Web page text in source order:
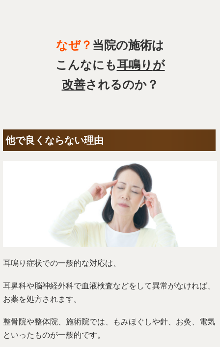
なぜ？ 当院の施術は
こんなにも耳鳴り が
改善されるのか？
他で良くならない理由
耳鳴り症状での一般的な対応は、
耳鼻科や脳神経外科で血液検査などをして異常がなければ、
お薬を処方されます。
整骨院や整体院、施術院では、もみほぐしや針、お灸、電気
といったものが一般的です。